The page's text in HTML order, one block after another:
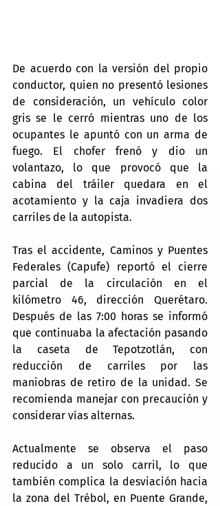
De acuerdo con la versión del propio
conductor, quien no presentó lesiones
de consideración, un vehículo color
gris se le cerró mientras uno de los
ocupantes le apuntó con un arma de
fuego. El chofer frenó y dio un
volantazo, lo que provocó que la
cabina del tráiler quedara en el
acotamiento y la caja invadiera dos
carriles de la autopista.
Tras el accidente, Caminos y Puentes
Federales (Capufe) reportó el cierre
parcial de la circulación en el
kilómetro 46, dirección Querétaro.
Después de las 7:00 horas se informó
que continuaba la afectación pasando
la caseta de Tepotzotlán, con
reducción de carriles por las
maniobras de retiro de la unidad. Se
recomienda manejar con precaución y
considerar vías alternas.
Actualmente se observa el paso
reducido a un solo carril, lo que
también complica la desviación hacia
la zona del Trébol, en Puente Grande,